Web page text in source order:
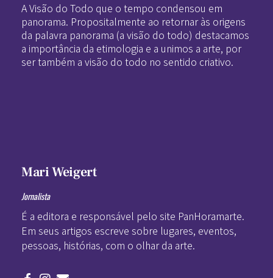
A Visão do Todo que o tempo condensou em
panorama. Propositalmente ao retornar às origens
da palavra panorama (a visão do todo) destacamos
a importância da etimologia e a unimos a arte, por
ser também a visão do todo no sentido criativo.
Mari Weigert
Jornalista
É a editora e responsável pelo site PanHoramarte.
Em seus artigos escreve sobre lugares, eventos,
pessoas, histórias, com o olhar da arte.